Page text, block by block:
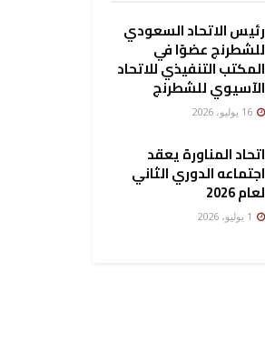
رئيس الاتحاد السعودي
للشطرنج عضوًا في
المكتب التنفيذي للاتحاد
الآسيوي للشطرنج
اتحاد المناورة يعقد
اجتماعه الدوري الثاني
لعام 2026